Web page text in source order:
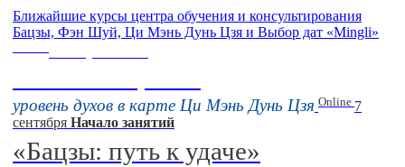
Ближайшие курсы центра обучения и консультирования
Бацзы, Фэн Шуй, Ци Мэнь Дунь Цзя и Выбор дат «Mingli»
уровень духов в карте Ци Мэнь Дунь Цзя Online 7
сентября Начало занятий
«Бацзы: путь к удаче»